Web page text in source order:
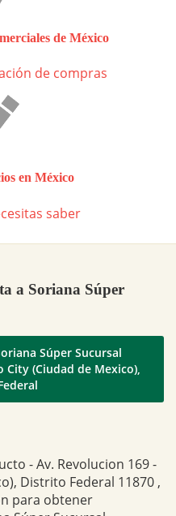
de México
de compras
en México
saber
a Soriana Súper
Súper Sucursal
(Ciudad de Mexico),
- Av. Revolucion 169 -
Distrito Federal 11870 ,
para obtener